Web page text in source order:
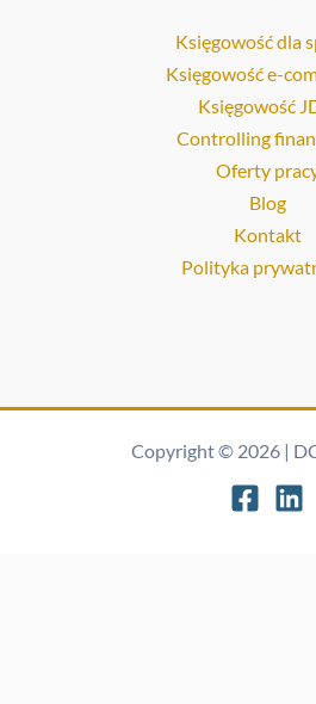
Księgowość dla
Księgowość e-
Księgowość
Controlling
Oferty
Blog
Kontakt
Polityka
Copyright © 2026 |